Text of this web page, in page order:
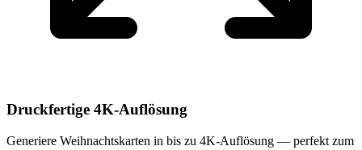
Druckfertige 4K-Auflösung
Generiere Weihnachtskarten in bis zu 4K-Auflösung — perfekt zum